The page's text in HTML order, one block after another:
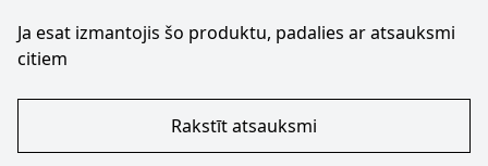
Ja esat izmantojis šo produktu, padalies ar atsauksmi
citiem
Rakstīt atsauksmi